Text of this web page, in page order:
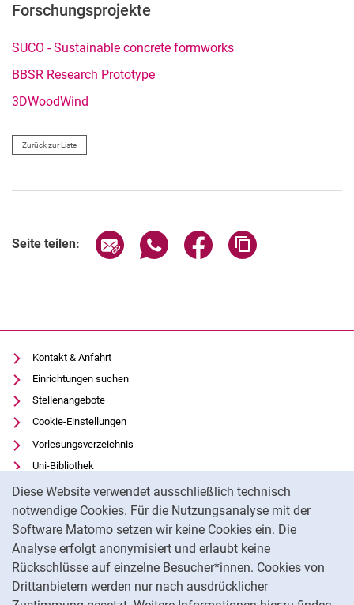
Diese Website verwendet ausschließlich technisch
notwendige Cookies. Für die Nutzungsanalyse mit der
Software Matomo setzen wir keine Cookies ein. Die
Analyse erfolgt anonymisiert und erlaubt keine
Rückschlüsse auf einzelne Besucher*innen. Cookies von
Drittanbietern werden nur nach ausdrücklicher
Forschungsprojekte
SUCO - Sustainable concrete formworks
BBSR Research Prototype
3DWoodWind
Zurück zur Liste
Seite teilen: Seite über E-Mail teilen
Seite über WhatsApp teilen
Seite über Facebook
Kontakt & Anfahrt
Einrichtungen suchen
Stellenangebote
Cookie-Einstellungen
Vorlesungsverzeichnis
Uni-Bibliothek
Moodle
Panopto
Datenschutz
Barrierefreiheit
Transparenter KI-Einsatz